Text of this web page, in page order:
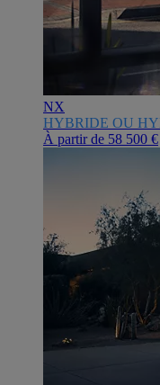
NX
HYBRIDE OU
À partir de 58 500 €